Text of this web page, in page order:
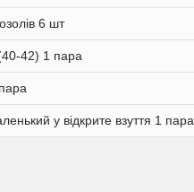
6 шт
42) 1 пара
у відкрите взуття 1 пара